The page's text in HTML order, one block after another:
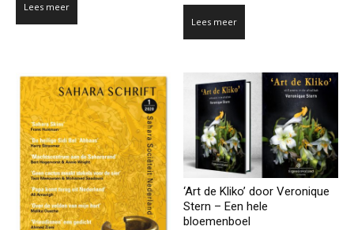
Lees meer
Lees meer
‘Art de Kliko’ door Veronique
Stern – Een hele
bloemenboel